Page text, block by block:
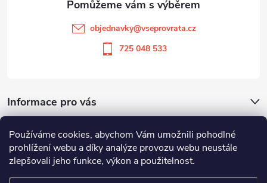
Používáme cookies, abychom Vám umožnili pohodlné
prohlížení webu a díky analýze provozu webu neustále
zlepšovali jeho funkce, výkon a použitelnost.
objednavky@vseprovrata.cz
725 048 533
Informace pro vás
Odstoupit od smlouvy